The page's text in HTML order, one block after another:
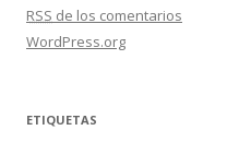
RSS de los comentarios
WordPress.org
ETIQUETAS